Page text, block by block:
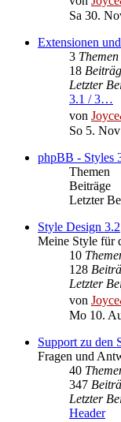
Sa 30.
Extensionen
3 Themen
18
Letzter
3.1 / 3…
von
So 5.
phpBB - Styles
Themen
Beiträge
Letzter
Style Design 3.2
Meine Style für
10
128
Letzter
von
Mo 10.
Support zu den
Fragen und
40
347
Letzter
Header